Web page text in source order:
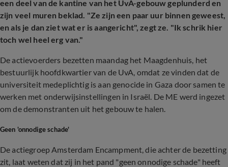
een deel van de kantine van het UvA-gebouw geplunderd en
zijn veel muren beklad. "Ze zijn een paar uur binnen geweest,
en als je dan ziet wat er is aangericht", zegt ze. "Ik schrik hier
toch wel heel erg van."
De actievoerders bezetten maandag het Maagdenhuis, het
bestuurlijk hoofdkwartier van de UvA, omdat ze vinden dat de
universiteit medeplichtig is aan genocide in Gaza door samen te
werken met onderwijsinstellingen in Israël. De ME werd ingezet
om de demonstranten uit het gebouw te halen.
Geen 'onnodige schade'
De actiegroep Amsterdam Encampment, die achter de bezetting
zit, laat weten dat zij in het pand "geen onnodige schade" heeft